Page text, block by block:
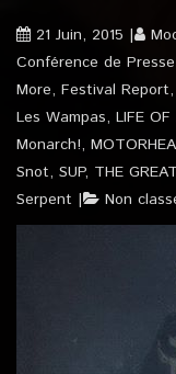
21 Juin, 2015
Conférence de Presse
More, Festival Report,
Les Wampas, LIFE OF
Monarch!,
Snot, SUP, THE
Serpent
Non